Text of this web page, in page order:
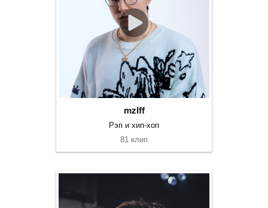
mzlff
Рэп и хип-хоп
81 клип